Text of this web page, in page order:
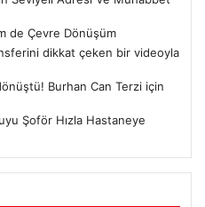
de Çevre Dönüşüm
dikkat çeken bir videoyla
Burhan Can Terzi için
Şoför Hızla Hastaneye